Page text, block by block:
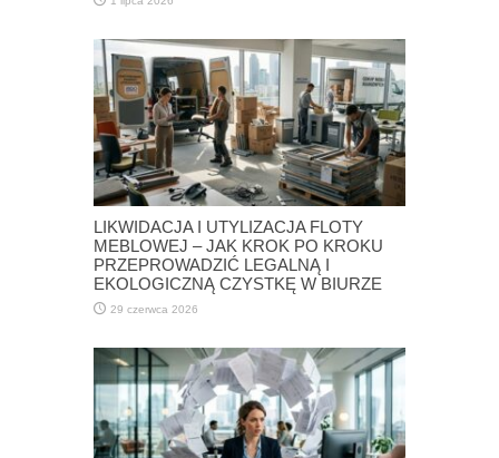
LIKWIDACJA I UTYLIZACJA FLOTY
MEBLOWEJ – JAK KROK PO KROKU
PRZEPROWADZIĆ LEGALNĄ I
EKOLOGICZNĄ CZYSTKĘ W BIURZE
29 czerwca 2026